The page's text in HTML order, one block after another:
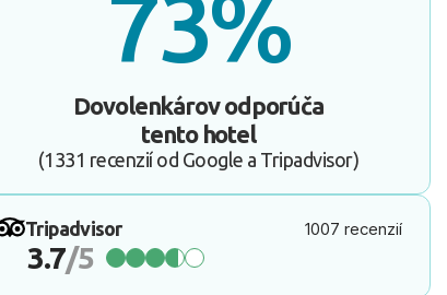
73%
Dovolenkárov odporúča
tento hotel
(1331 recenzií od Google a Tripadvisor)
Tripadvisor 1007 recenzií
3.7/5